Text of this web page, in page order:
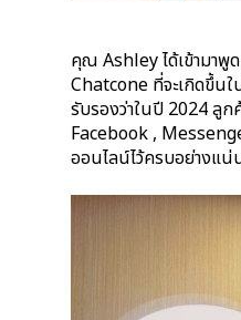
คุณ Ashley ได้เข้ามาพู
Chatcone ที่จะเกิดขึ้น
รับรองว่าในปี 2024 ลูก
Facebook ,
ออนไลน์ไว้ครบอย่างแ